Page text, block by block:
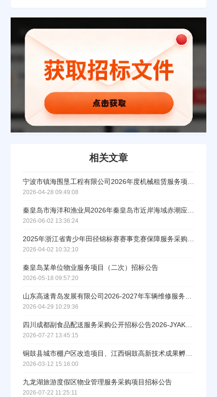
相关文章
宁波市镇海围垦工程有限公司2026年度机械租赁服务项目（重发）招标公告
2026-04-28 09:49:08
秦皇岛市海洋和渔业局2026年秦皇岛市近岸海域赤潮应急处置物资储备与应急监测项目招标公告
2026-06-02 13:36:24
2025年浙江省青少年田径锦标赛赛事竞赛保障服务采购招标公告
2026-04-02 10:32:10
秦皇岛某单位物业服务项目（二次）招标公告
2026-05-18 09:57:20
山东高速青岛发展有限公司2026-2027年车辆维修服务项目招标公告
2026-04-29 10:29:36
四川成都副食品配送服务采购公开招标公告2026-JYAKOX-F1003
2026-07-27 13:45:15
铜鼓县城市棚户区改造项目、江西铜鼓高新技术成果孵化园建设项目一期竣工结算审核造价咨询服务
2026-03-12 15:16:00
九龙湖旅游度假区物业管理服务采购项目招标公告
2026-07-22 11:25:11
立即入驻